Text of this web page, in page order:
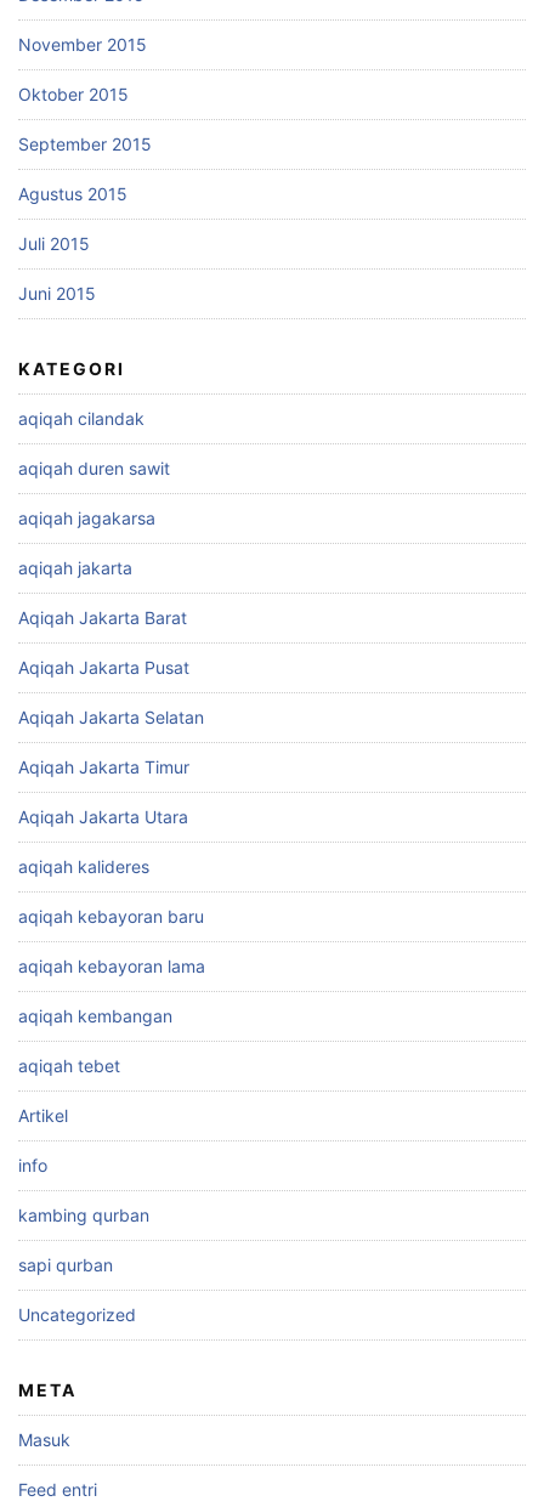
November 2015
Oktober 2015
September 2015
Agustus 2015
Juli 2015
Juni 2015
KATEGORI
aqiqah cilandak
aqiqah duren sawit
aqiqah jagakarsa
aqiqah jakarta
Aqiqah Jakarta Barat
Aqiqah Jakarta Pusat
Aqiqah Jakarta Selatan
Aqiqah Jakarta Timur
Aqiqah Jakarta Utara
aqiqah kalideres
aqiqah kebayoran baru
aqiqah kebayoran lama
aqiqah kembangan
aqiqah tebet
Artikel
info
kambing qurban
sapi qurban
Uncategorized
META
Masuk
Feed entri